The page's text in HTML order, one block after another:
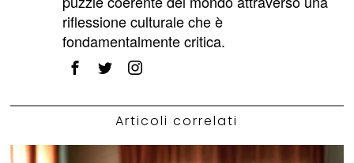
riflessione culturale che è
fondamentalmente critica.
Articoli correlati